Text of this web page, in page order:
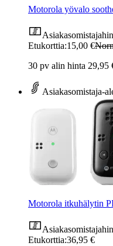
Motorola yövalo
Etukorttia:15,00 €
30 pv alin hinta 29,95
Asiakasomistaja-
Motorola itkuhälytin
Etukorttia:36,95 €